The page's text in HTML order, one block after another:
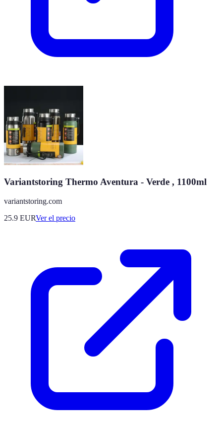
Variantstoring Thermo Aventura - Verde , 1100ml
variantstoring.com
25.9 EURVer el precio